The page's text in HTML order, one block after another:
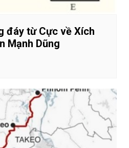
đáy từ Cực về Xích
Dũng